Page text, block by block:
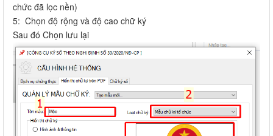
chức đã lọc nền)
5: Chọn độ rộng và độ cao chữ ký
Sau đó Chọn lưu lại